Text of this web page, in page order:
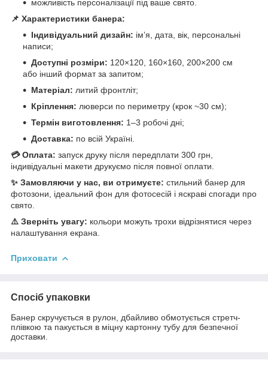
можливість персоналізації під ваше свято.
📌 Характеристики банера:
Індивідуальний дизайн: ім’я, дата, вік, персональні
написи;
Доступні розміри: 120×120, 160×160, 200×200 см
або інший формат за запитом;
Матеріал: литий фронтліт;
Кріплення: люверси по периметру (крок ~30 см);
Термін виготовлення: 1–3 робочі дні;
Доставка: по всій Україні.
💳 Оплата: запуск друку після передплати 300 грн,
індивідуальні макети друкуємо після повної оплати.
✨ Замовляючи у нас, ви отримуєте: стильний банер для
фотозони, ідеальний фон для фотосесій і яскраві спогади про
свято.
⚠️ Зверніть увагу: кольори можуть трохи відрізнятися через
налаштування екрана.
Приховати
Спосіб упаковки
Банер скручується в рулон, дбайливо обмотується стретч-
плівкою та пакується в міцну картонну тубу для безпечної
доставки.